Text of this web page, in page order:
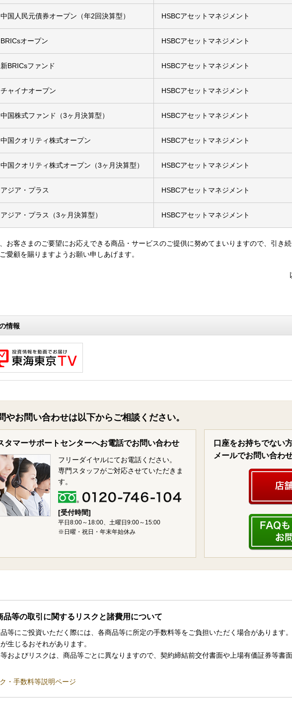
国人民元債券オープン（年2回決算型） HSBCアセットマネジメント
オープン HSBCアセットマネジメント
BRICsファンド HSBCアセットマネジメント
ャイナオープン HSBCアセットマネジメント
国株式ファンド（3ヶ月決算型） HSBCアセットマネジメント
国クオリティ株式オープン HSBCアセットマネジメント
国クオリティ株式オープン（3ヶ月決算型） HSBCアセットマネジメント
ジア・プラス HSBCアセットマネジメント
ジア・プラス（3ヶ月決算型） HSBCアセットマネジメント
お客さまのご要望にお応えできる商品・サービスのご提供に努めてまいりますので、引き続
愛顧を賜りますようお願い申しあげます。
情報
やお問い合わせは以下からご相談ください。
タマーサポートセンターへお電話でお問い合わせ
フリーダイヤルにてお電話ください。
専門スタッフがご対応させていただきま
す。
[受付時間]
平日8:00～18:00、土曜日9:00～15:00
※日曜・祝日・年末年始休み
口座をお持ちでない
メールでお問い合わ
品等の取引に関するリスクと諸費用について
等にご投資いただく際には、各商品等に所定の手数料等をご負担いただく場合があります
生じるおそれがあります。
およびリスクは、商品等ごとに異なりますので、契約締結前交付書面や上場有価証券等書
・手数料等説明ページ